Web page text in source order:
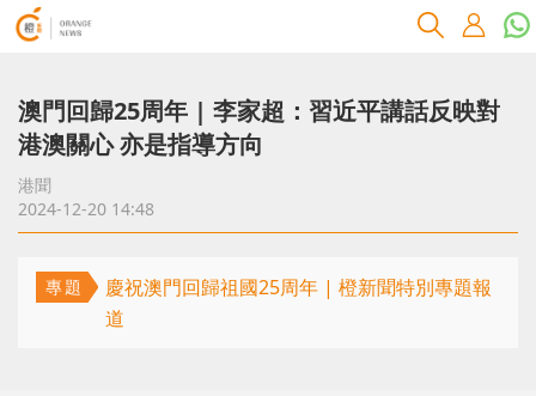
澳門回歸25周年 | 李家超：習近平講話反映對
港澳關心 亦是指導方向
港聞
2024-12-20 14:48
專題
慶祝澳門回歸祖國25周年 | 橙新聞特別專題報
道